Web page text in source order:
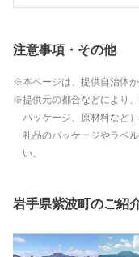
注意事項・その他
本ページは、提供自治体
提供元の都合などにより
パッケージ、原材料など
礼品のパッケージやラベ
い。
岩手県紫波町のご紹